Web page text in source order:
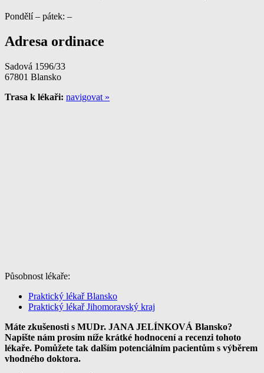
Pondělí – pátek: –
Adresa ordinace
Sadová 1596/33
67801 Blansko
Trasa k lékaři: navigovat »
Působnost lékaře:
Praktický lékař Blansko
Praktický lékař Jihomoravský kraj
Máte zkušenosti s MUDr. JANA JELÍNKOVÁ Blansko?
Napište nám prosím níže krátké hodnocení a recenzi tohoto
lékaře. Pomůžete tak dalším potenciálním pacientům s výběrem
vhodného doktora.